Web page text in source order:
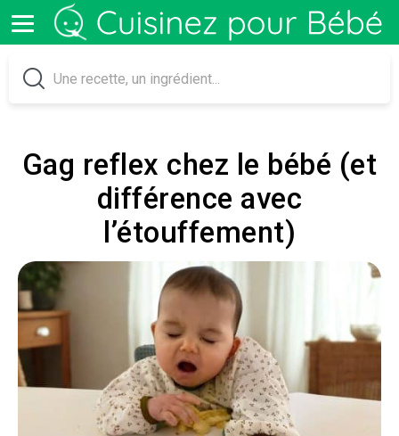
Gag reflex chez le bébé (et
différence avec
l’étouffement)